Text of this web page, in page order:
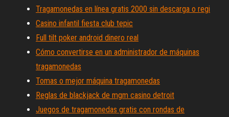
Tragamonedas en línea gratis 2000 sin descarga o regi
Casino infantil fiesta club tepic
Full tilt poker android dinero real
Cómo convertirse en un administrador de máquinas
tragamonedas
Tomas o mejor máquina tragamonedas
Reglas de blackjack de mgm casino detroit
Juegos de tragamonedas gratis con rondas de